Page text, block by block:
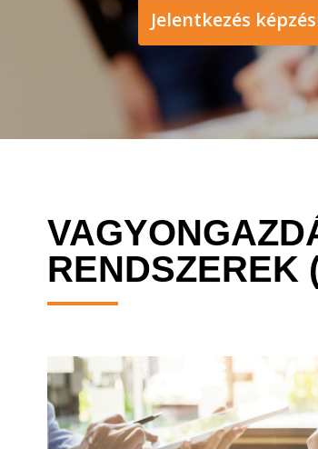
Jelentkezés
RENDSZEREK